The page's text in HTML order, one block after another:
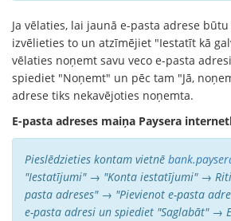
Ja vēlaties, lai jaunā e-pasta adrese
izvēlieties to un atzīmējiet "Iestatīt kā
vēlaties noņemt savu veco e-pasta
spiediet "Noņemt" un pēc tam "Jā,
adrese tiks nekavējoties noņemta.
E-pasta adreses maiņa Paysera
Pieslēdzieties kontam vietnē
"Iestatījumi" → "Konta iestatījumi" →
pasta adreses" → "Pievienot e-pasta
e-pasta adresi un spiediet "Saglabāt" →